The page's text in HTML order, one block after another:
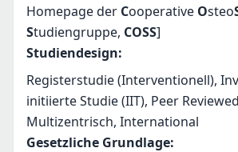
Homepage der Cooperative Osteo
Studiengruppe, COSS]
Studiendesign:
Registerstudie (Interventionell),
initiierte Studie (IIT), Peer
Multizentrisch, International
Gesetzliche Grundlage: